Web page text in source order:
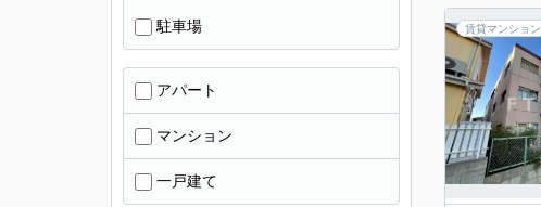
賃貸マンション
駐車場
アパート
マンション
一戸建て